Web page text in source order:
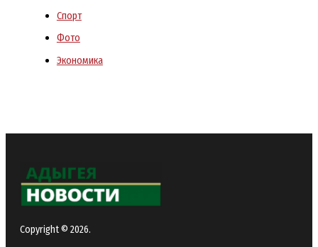
Спорт
Фото
Экономика
Copyright © 2026.